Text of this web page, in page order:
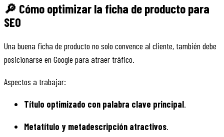
🔎 Cómo optimizar la ficha de producto para
SEO
Una buena ficha de producto no solo convence al cliente, también debe
posicionarse en Google para atraer tráfico.
Aspectos a trabajar:
Título optimizado con palabra clave principal.
Metatítulo y metadescripción atractivos.